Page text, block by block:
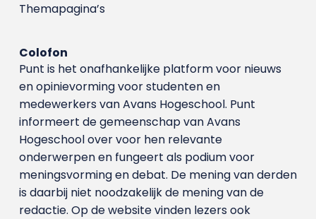
Themapagina’s
Colofon
Punt is het onafhankelijke platform voor nieuws
en opinievorming voor studenten en
medewerkers van Avans Hoge­school. Punt
informeert de gemeenschap van Avans
Hogeschool over voor hen relevante
onderwerpen en fungeert als podium voor
meningsvorming en debat. De mening van derden
is daarbij niet noodzakelijk de mening van de
redactie. Op de website vinden lezers ook